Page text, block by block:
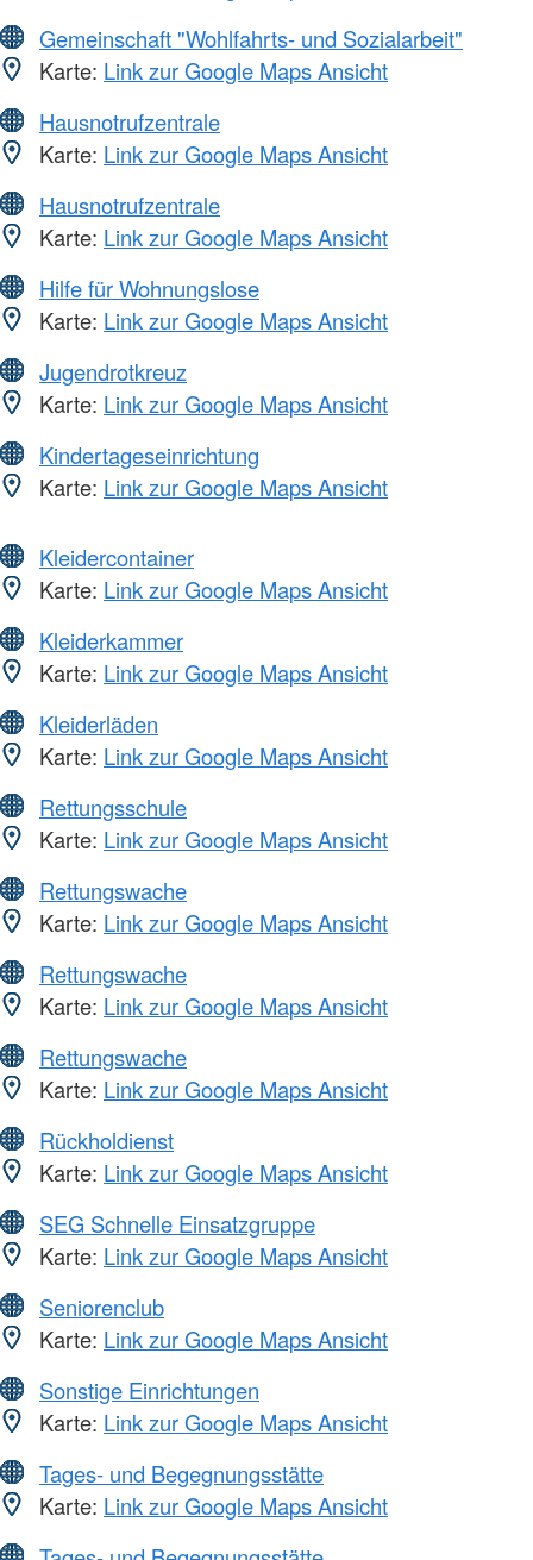
Gemeinschaft "Wohlfahrts- und Sozialarbeit"
Karte: Link zur Google Maps Ansicht
Hausnotrufzentrale
Karte: Link zur Google Maps Ansicht
Hausnotrufzentrale
Karte: Link zur Google Maps Ansicht
Hilfe für Wohnungslose
Karte: Link zur Google Maps Ansicht
Jugendrotkreuz
Karte: Link zur Google Maps Ansicht
Kindertageseinrichtung
Karte: Link zur Google Maps Ansicht
Kleidercontainer
Karte: Link zur Google Maps Ansicht
Kleiderkammer
Karte: Link zur Google Maps Ansicht
Kleiderläden
Karte: Link zur Google Maps Ansicht
Rettungsschule
Karte: Link zur Google Maps Ansicht
Rettungswache
Karte: Link zur Google Maps Ansicht
Rettungswache
Karte: Link zur Google Maps Ansicht
Rettungswache
Karte: Link zur Google Maps Ansicht
Rückholdienst
Karte: Link zur Google Maps Ansicht
SEG Schnelle Einsatzgruppe
Karte: Link zur Google Maps Ansicht
Seniorenclub
Karte: Link zur Google Maps Ansicht
Sonstige Einrichtungen
Karte: Link zur Google Maps Ansicht
Tages- und Begegnungsstätte
Karte: Link zur Google Maps Ansicht